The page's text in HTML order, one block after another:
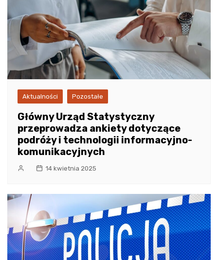
Aktualności Pozostałe
Główny Urząd Statystyczny
przeprowadza ankiety dotyczące
podróży i technologii informacyjno-
komunikacyjnych
14 kwietnia 2025